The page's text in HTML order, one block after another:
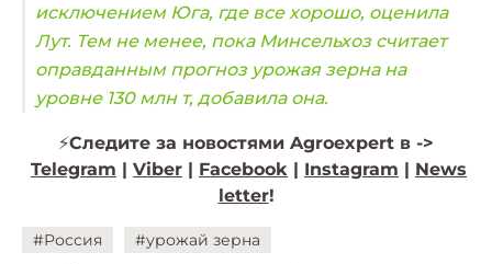
исключением Юга, где все хорошо, оценила
Лут. Тем не менее, пока Минсельхоз считает
оправданным прогноз урожая зерна на
уровне 130 млн т, добавила она.
⚡️Следите за новостями Agroexpert в ->
Telegram | Viber | Facebook | Instagram | News
letter!
#Россия #урожай зерна